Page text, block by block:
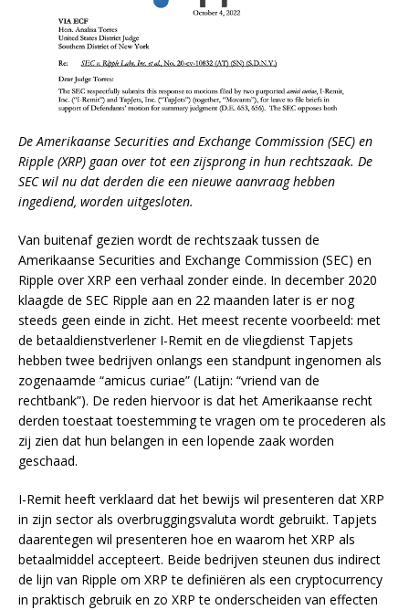
De Amerikaanse Securities and Exchange Commission (SEC) en
Ripple (XRP) gaan over tot een zijsprong in hun rechtszaak. De
SEC wil nu dat derden die een nieuwe aanvraag hebben
ingediend, worden uitgesloten.
Van buitenaf gezien wordt de rechtszaak tussen de
Amerikaanse Securities and Exchange Commission (SEC) en
Ripple over XRP een verhaal zonder einde. In december 2020
klaagde de SEC Ripple aan en 22 maanden later is er nog
steeds geen einde in zicht. Het meest recente voorbeeld: met
de betaaldienstverlener I-Remit en de vliegdienst Tapjets
hebben twee bedrijven onlangs een standpunt ingenomen als
zogenaamde “amicus curiae” (Latijn: “vriend van de
rechtbank”). De reden hiervoor is dat het Amerikaanse recht
derden toestaat toestemming te vragen om te procederen als
zij zien dat hun belangen in een lopende zaak worden
geschaad.
I-Remit heeft verklaard dat het bewijs wil presenteren dat XRP
in zijn sector als overbruggingsvaluta wordt gebruikt. Tapjets
daarentegen wil presenteren hoe en waarom het XRP als
betaalmiddel accepteert. Beide bedrijven steunen dus indirect
de lijn van Ripple om XRP te definiëren als een cryptocurrency
in praktisch gebruik en zo XRP te onderscheiden van effecten